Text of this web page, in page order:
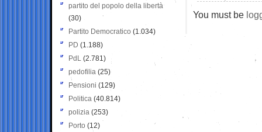
You must be
partito del popolo della libertà
(30)
Partito Democratico (1.034)
PD (1.188)
PdL (2.781)
pedofilia (25)
Pensioni (129)
Politica (40.814)
polizia (253)
Porto (12)